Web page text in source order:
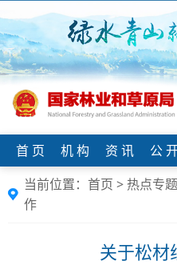
首 页 机 构 资 讯 公
当前位置： 首页 > 热点专题
作
关于松材